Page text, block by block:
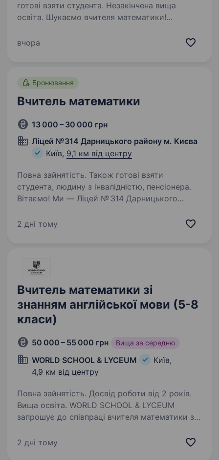
готові взяти студента. Незакінчена вища
освіта. Шукаємо вчителя математики!
до своєї команди вчителя математики, який
вчора
Бронювання
Вчитель математики
13 000 – 30 000 грн
Ліцей №314 Дарницького району м. Києва
Київ, 9,1 км від центру
Повна зайнятість. Також готові взяти
студента, людину з інвалідністю, пенсіонера.
Вітаємо! Ми — Ліцей № 314 Дарницького
загальноосвітня школа з поглибленим
2 дні тому
Вчитель математики зі
знанням англійської мови (5-8
класи)
50 000 – 55 000 грн Вища за середню
WORLD SCHOOL & LYCEUM
Київ,
4,9 км від центру
Повна зайнятість. Досвід роботи від 2 років.
Вища освіта. WORLD SCHOOL & LYCEUM
запрошує до співпраці вчителя математики зі
Локація: вул. Архипенка,10-Г, ст.м. Оболонь
2 дні тому